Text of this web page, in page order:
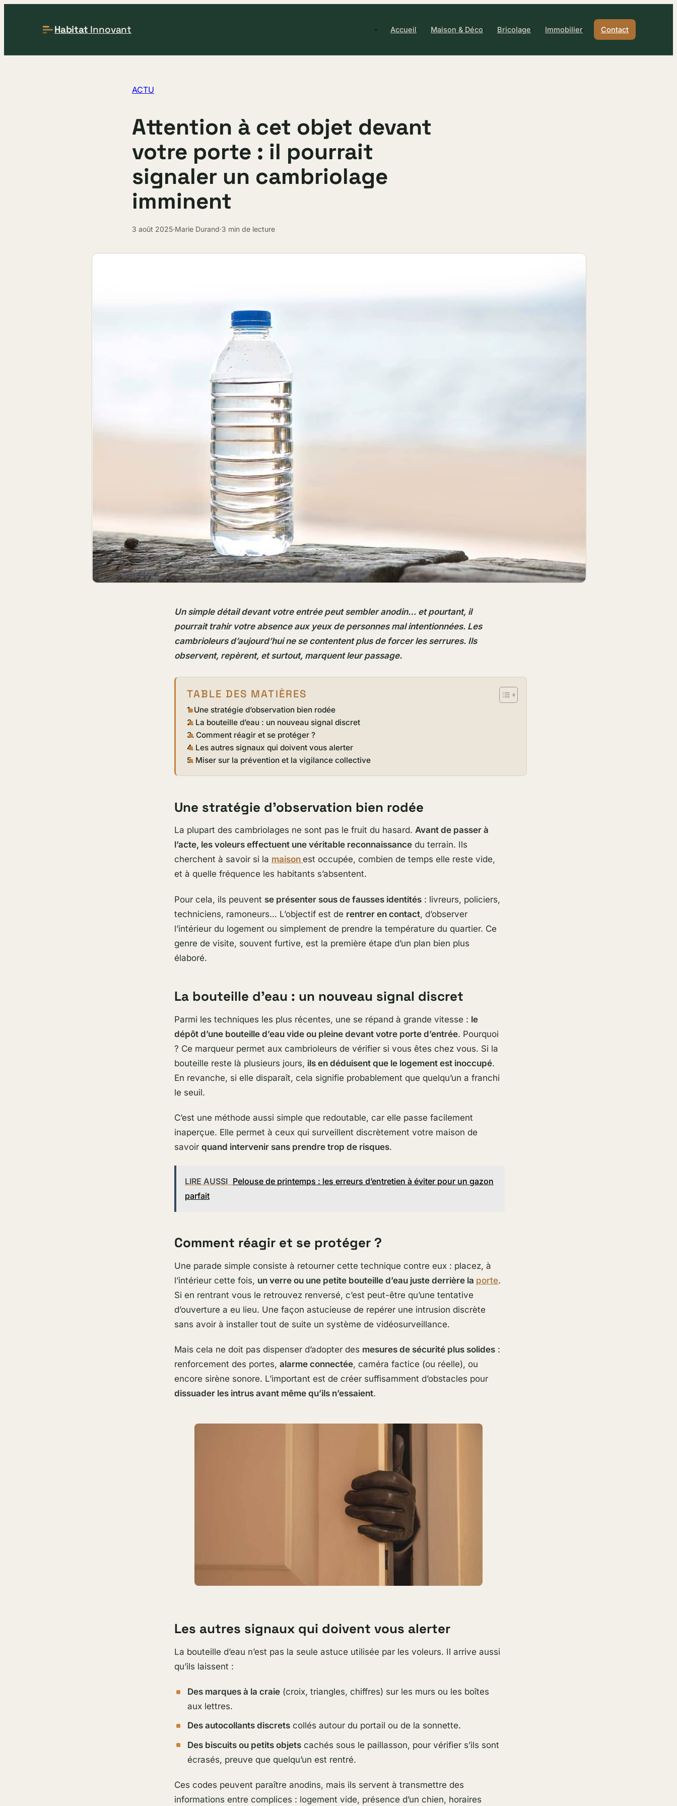
Habitat Innovant Accueil Maison & Déco Bricolage Immobilier Contact
ACTU
Attention à cet objet devant
votre porte : il pourrait
signaler un cambriolage
imminent
3 août 2025·Marie Durand·3 min de lecture
Un simple détail devant votre entrée peut sembler anodin… et pourtant, il
pourrait trahir votre absence aux yeux de personnes mal intentionnées. Les
cambrioleurs d’aujourd’hui ne se contentent plus de forcer les serrures. Ils
observent, repèrent, et surtout, marquent leur passage.
TABLE DES MATIÈRES
Une stratégie d’observation bien rodée
La bouteille d’eau : un nouveau signal discret
Comment réagir et se protéger ?
Les autres signaux qui doivent vous alerter
Miser sur la prévention et la vigilance collective
Une stratégie d’observation bien rodée
La plupart des cambriolages ne sont pas le fruit du hasard. Avant de passer à
l’acte, les voleurs effectuent une véritable reconnaissance du terrain. Ils
cherchent à savoir si la maison est occupée, combien de temps elle reste vide,
et à quelle fréquence les habitants s’absentent.
Pour cela, ils peuvent se présenter sous de fausses identités : livreurs, policiers,
techniciens, ramoneurs… L’objectif est de rentrer en contact, d’observer
l’intérieur du logement ou simplement de prendre la température du quartier. Ce
genre de visite, souvent furtive, est la première étape d’un plan bien plus
élaboré.
La bouteille d’eau : un nouveau signal discret
Parmi les techniques les plus récentes, une se répand à grande vitesse : le
dépôt d’une bouteille d’eau vide ou pleine devant votre porte d’entrée. Pourquoi
? Ce marqueur permet aux cambrioleurs de vérifier si vous êtes chez vous. Si la
bouteille reste là plusieurs jours, ils en déduisent que le logement est inoccupé.
En revanche, si elle disparaît, cela signifie probablement que quelqu’un a franchi
le seuil.
C’est une méthode aussi simple que redoutable, car elle passe facilement
inaperçue. Elle permet à ceux qui surveillent discrètement votre maison de
savoir quand intervenir sans prendre trop de risques.
LIRE AUSSI Pelouse de printemps : les erreurs d’entretien à éviter pour un gazon
parfait
Comment réagir et se protéger ?
Une parade simple consiste à retourner cette technique contre eux : placez, à
l’intérieur cette fois, un verre ou une petite bouteille d’eau juste derrière la porte.
Si en rentrant vous le retrouvez renversé, c’est peut-être qu’une tentative
d’ouverture a eu lieu. Une façon astucieuse de repérer une intrusion discrète
sans avoir à installer tout de suite un système de vidéosurveillance.
Mais cela ne doit pas dispenser d’adopter des mesures de sécurité plus solides :
renforcement des portes, alarme connectée, caméra factice (ou réelle), ou
encore sirène sonore. L’important est de créer suffisamment d’obstacles pour
dissuader les intrus avant même qu’ils n’essaient.
Les autres signaux qui doivent vous alerter
La bouteille d’eau n’est pas la seule astuce utilisée par les voleurs. Il arrive aussi
qu’ils laissent :
Des marques à la craie (croix, triangles, chiffres) sur les murs ou les boîtes
aux lettres.
Des autocollants discrets collés autour du portail ou de la sonnette.
Des biscuits ou petits objets cachés sous le paillasson, pour vérifier s’ils sont
écrasés, preuve que quelqu’un est rentré.
Ces codes peuvent paraître anodins, mais ils servent à transmettre des
informations entre complices : logement vide, présence d’un chien, horaires